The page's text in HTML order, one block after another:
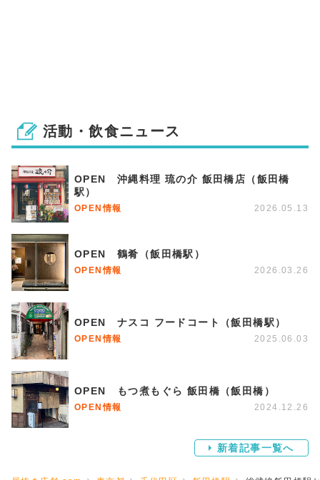
活動・飲食ニュース
OPEN 沖縄料理 琉の介 飯田橋店（飯田橋
駅）
OPEN情報 2026.05.13
OPEN 鶴肴（飯田橋駅）
OPEN情報 2026.03.26
OPEN ナスコ フードコート（飯田橋駅）
OPEN情報 2025.06.03
OPEN もつ煮もぐら 飯田橋（飯田橋）
OPEN情報 2024.12.26
新着記事一覧へ